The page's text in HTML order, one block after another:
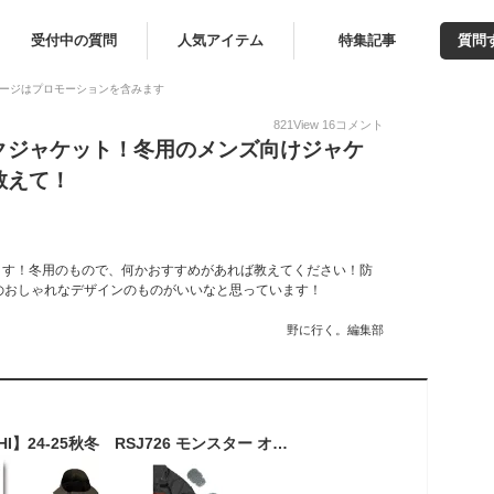
受付中の質問 人気アイテム 特集記事 質問
ジはプロモーションを含みます
821View 16コメント
ャケット！冬用のメンズ向けジャケ
て！
！冬用のもので、何かおすすめがあれば教えてください！防
しゃれなデザインのものがいいなと思っています！
野に行く。編集部
☆●正規品【RS TAICHI】24-25秋冬 RSJ726 モンスター オールシーズンパーカ 2023-24年秋冬 ウインタージャケット RSタイチ アールエスタイチ 【バイク用品】